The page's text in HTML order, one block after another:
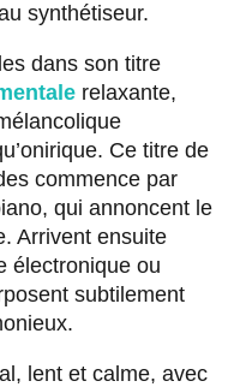
synthétiseur.
dans son titre
relaxante,
Ce titre de
commence par
qui annoncent le
Arrivent ensuite
électronique ou
subtilement
lent et calme, avec